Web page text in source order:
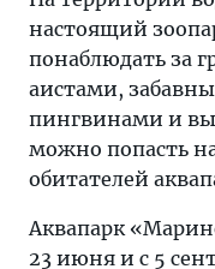
настоящий
понаблюдать за
аистами,
пингвинами и
можно попасть
обитателей
Аквапарк
23 июня и с 5